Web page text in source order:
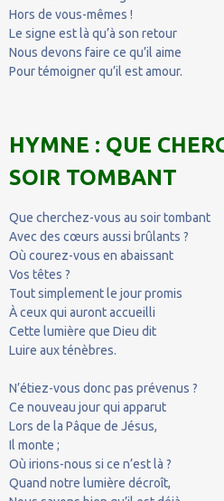
Hors de vous-mêmes !
Le signe est là qu’à son retour
Nous devons faire ce qu’il aime
Pour témoigner qu’il est amour.
HYMNE : QUE
SOIR TOMBANT
Que cherchez-vous au soir tombant
Avec des cœurs aussi brûlants ?
Où courez-vous en abaissant
Vos têtes ?
Tout simplement le jour promis
À ceux qui auront accueilli
Cette lumière que Dieu dit
Luire aux ténèbres.
N’étiez-vous donc pas prévenus ?
Ce nouveau jour qui apparut
Lors de la Pâque de Jésus,
Il monte ;
Où irions-nous si ce n’est là ?
Quand notre lumière décroît,